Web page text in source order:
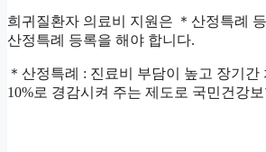
희귀질환자 의료비 지원은 ＊산정특례
산정특례 등록을 해야 합니다.
＊산정특례 : 진료비 부담이 높고 장기
10%로 경감시켜 주는 제도로 국민건강